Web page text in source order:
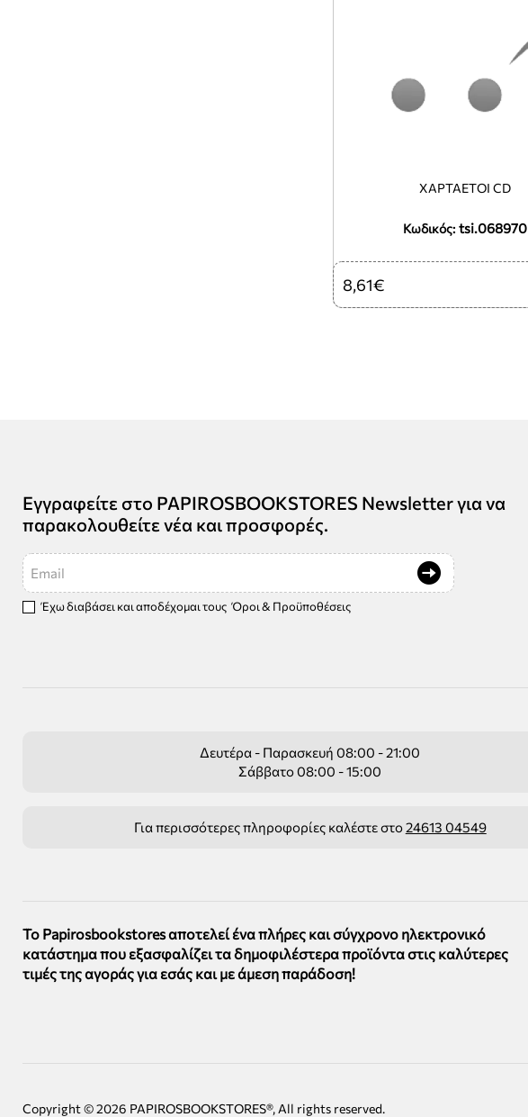
Κωδικός: tsi.068970
ΧΑΡΤΑΕΤΟΙ CD
8,61€
Εγγραφείτε στο PAPIROSBOOKSTORES Newsletter για να
παρακολουθείτε νέα και προσφορές.
Email
Έχω διαβάσει και αποδέχομαι τους Όροι & Προϋποθέσεις
Δευτέρα - Παρασκευή 08:00 - 21:00
Σάββατο 08:00 - 15:00
Για περισσότερες πληροφορίες καλέστε στο24613 04549
Το Papirosbookstores αποτελεί ένα πλήρες και σύγχρονο ηλεκτρονικό
κατάστημα που εξασφαλίζει τα δημοφιλέστερα προϊόντα στις καλύτερες
τιμές της αγοράς για εσάς και με άμεση παράδοση!
Copyright ©2026 PAPIROSBOOKSTORES®, All rights reserved.